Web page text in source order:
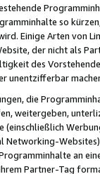
so
Einige Arten von
der nicht als
des
unentzifferbar
die
weitergeben,
(einschließlich
Networking-
an
Partner-Tag